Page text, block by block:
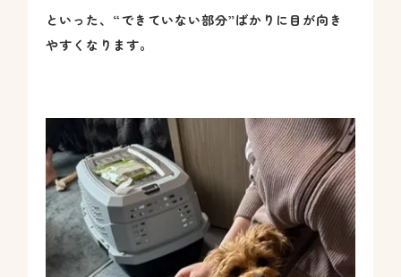
といった、“できていない部分”ばかりに目が向き
やすくなります。